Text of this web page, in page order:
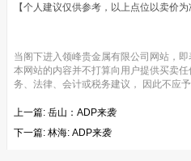
【个人建议仅供参考，以上点位以卖价
当阁下进入领峰贵金属有限公司网站，
本网站的内容并不打算向用户提供买卖
务、法律、会计或税务建议， 因此不应予
上一篇: 岳山：ADP来袭
下一篇: 林海: ADP来袭